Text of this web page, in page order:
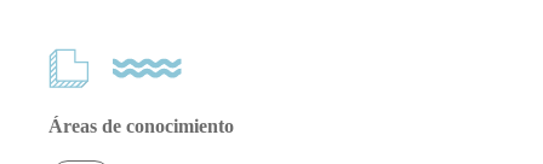
Áreas de conocimiento